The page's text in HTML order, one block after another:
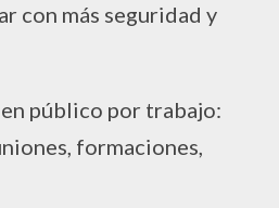
con más seguridad y
público por trabajo:
formaciones,